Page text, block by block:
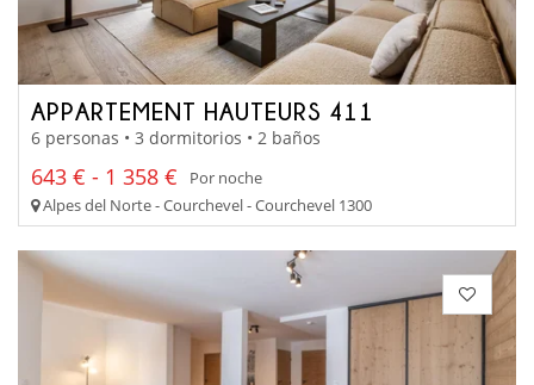
APPARTEMENT HAUTEURS 411
6 personas • 3 dormitorios • 2 baños
643 € - 1 358 €
Por noche
Alpes del Norte - Courchevel - Courchevel 1300